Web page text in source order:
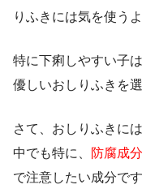
りふきには気を使う
特に下痢しやすい子
優しいおしりふきを
さて、おしりふきに
中でも特に、
防腐成分
で注意したい成分です